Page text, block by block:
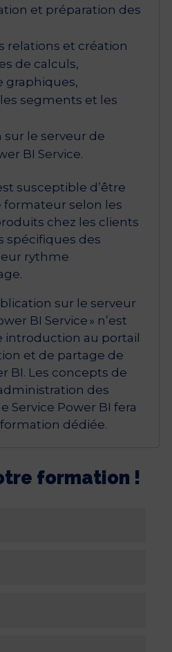
et préparation des
relations et création
de calculs,
graphiques,
segments et les
sur le serveur de
BI Service.
susceptible d’être
formateur selon les
chez les clients
spécifiques des
rythme
sur le serveur
BI Service » n’est
introduction au portail
et de partage de
BI. Les concepts de
des
Service Power BI fera
formation dédiée.
formation !